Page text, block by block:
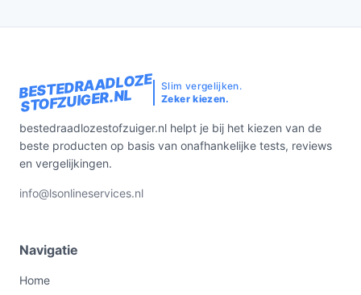
BESTEDRAADLOZE
STOFZUIGER.NL
Slim vergelijken.
Zeker kiezen.
bestedraadlozestofzuiger.nl helpt je bij het kiezen van de
beste producten op basis van onafhankelijke tests, reviews
en vergelijkingen.
info@lsonlineservices.nl
Navigatie
Home